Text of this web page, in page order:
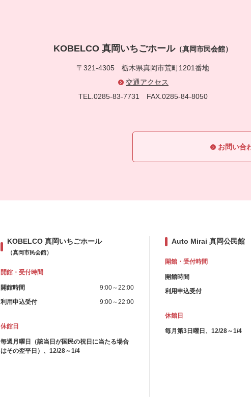
KOBELCO 真岡いちごホール（真岡市民会館）
〒321-4305 栃木県真岡市荒町1201番地
交通アクセス
TEL.0285-83-7731 FAX.0285-84-8050
お問い合
KOBELCO 真岡いちごホール
（真岡市民会館）
開館・受付時間
開館時間
9:00～22:00
利用申込受付
9:00～22:00
休館日
毎週月曜日（該当日が国民の祝日に当たる場合
はその翌平日）、12/28～1/4
Auto Mirai 真岡公民館
開館・受付時間
開館時間
利用申込受付
休館日
毎月第3日曜日、12/28～1/4